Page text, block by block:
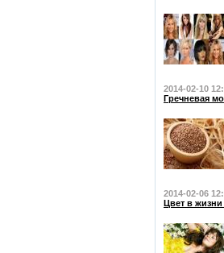
2014-02-10
Гречневая
2014-02-06
Цвет в